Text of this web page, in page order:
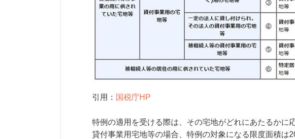
引用： 国税庁HP
特例の適用を受ける際は、その宅地がどれにあたるかに
貸付事業用宅地等の場合、特例の対象になる限度面積は